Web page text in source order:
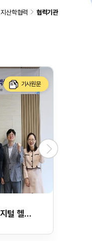
지산학협력 협력기관
기사원문
바이오헬스 혁신융합대학, 장애인 디지털 헬스케어 전문기업 캥스터즈와 업무협약 맺어